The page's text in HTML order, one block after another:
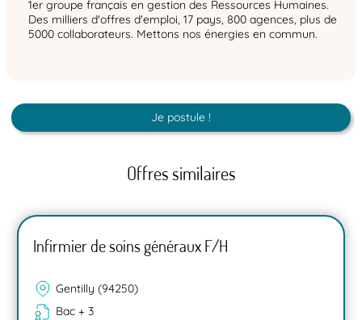
1er groupe français en gestion des Ressources Humaines.
Des milliers d'offres d'emploi, 17 pays, 800 agences, plus de
5000 collaborateurs. Mettons nos énergies en commun.
Je postule !
Offres similaires
Infirmier de soins généraux F/H
Gentilly (94250)
Bac + 3